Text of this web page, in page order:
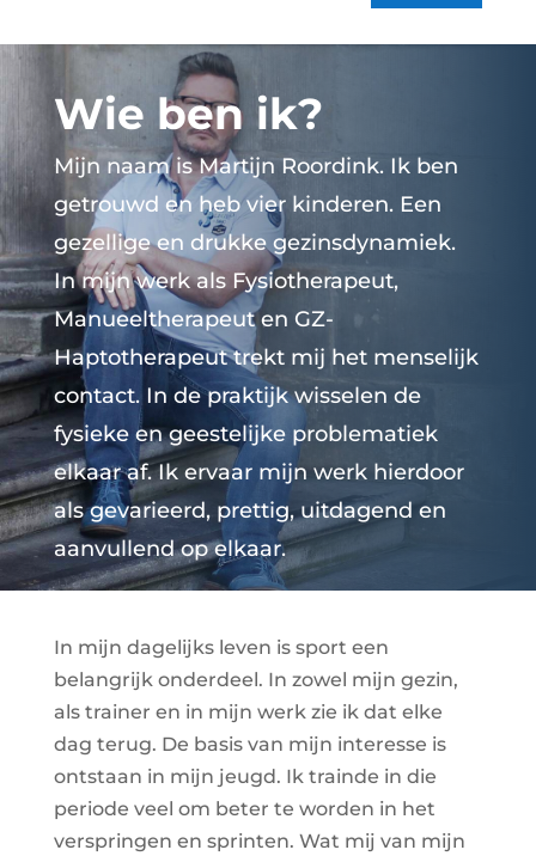
Wie ben ik?
Mijn naam is Martijn Roordink. Ik ben
getrouwd en heb vier kinderen. Een
gezellige en drukke gezinsdynamiek.
In mijn werk als Fysiotherapeut,
Manueeltherapeut en GZ-
Haptotherapeut trekt mij het menselijk
contact. In de praktijk wisselen de
fysieke en geestelijke problematiek
elkaar af. Ik ervaar mijn werk hierdoor
als gevarieerd, prettig, uitdagend en
aanvullend op elkaar.
In mijn dagelijks leven is sport een
belangrijk onderdeel. In zowel mijn gezin,
als trainer en in mijn werk zie ik dat elke
dag terug. De basis van mijn interesse is
ontstaan in mijn jeugd. Ik trainde in die
periode veel om beter te worden in het
verspringen en sprinten. Wat mij van mijn